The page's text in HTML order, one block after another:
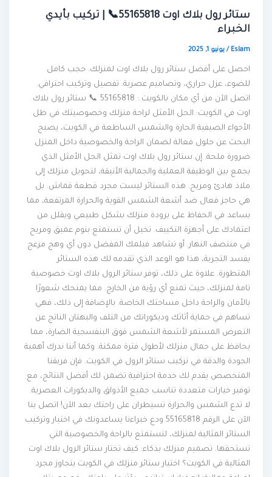
ستائر رول بلاك اوت 55165818📞 | تركيب بأيدي
الخبراء
Eslam
/يونيو 1, 2025
احصل على أفضل ستائر رول بلاك اوت لمنزلك. حجب كامل
للضوء، عزل حراري، وتصاميم عصرية. تفصيل وتركيب احترافي.
اتصل الآن من أي مكان بالكويت : 55165818 📞 ستائر رول بلاك
اوت في الكويت: الحل الأمثل لراحة منزلك وخصوصيتك في ظل
الأجواء الصيفية الحارة والشمس الساطعة في الكويت، يصبح
البحث عن حلول فعالة لضمان الراحة والخصوصية داخل المنزل
ضرورة ملحة. إن ستائر رول بلاك اوت تمثل الحل الأمثل الذي
يجمع بين الوظيفة العملية والجمالية الأنيقة، لتحويل منزلك إلى
ملاذ هادئ ومريح. هذه الستائر ليست مجرد قطعة قماش. بل
هي حاجز فعال ضد أشعة الشمس القوية والحرارة المرتفعة، مما
يساعد في الحفاظ على برودة منزلك بشكل طبيعي ويقلل من
اعتمادك على أجهزة التكييف. تخيل أن تستمتع بنوم عميق ومريح
في منتصف النهار. أو تشاهد فيلمك المفضل دون أي وهج مزعج
يفسد التجربة، هذا هو الوعد الذي تقدمه لك هذه الستائر
المتطورة. علاوة على ذلك، توفر ستائر الرول بلاك اوت خصوصية
تامة لمنزلك، حيث تمنع أي رؤية من الخارج. مما يمنحك شعورًا
بالأمان والراحة داخل مساحتك الخاصة. بالإضافة إلى ذلك، فهي
تساهم في حماية أثاثك وديكوراتك من التلف والبهتان الناتج عن
التعرض المستمر لأشعة الشمس فوق البنفسجية الضارة، مما
يحافظ على جمال منزلك لأطول فترة ممكنة. وكما أننا ندرك أهمية
الجودة والدقة في تركيب ستائر الرول في الكويت. فإن فريقنا
المتخصص يقدم لك خدمة احترافية تضمن لك أفضل النتائج، مع
توفير خيارات متعددة تناسب جميع الأذواق والديكورات العصرية.
لا تدع الشمس والحرارة تسيطران على راحتك بعد الآن! اتصل بنا
الآن على الرقم 55165818 ودع خبراءنا يساعدونك في اختيار وتركيب
الستائر المثالية لمنزلك، لتستمتع بالراحة والخصوصية التي
تستحقها. تصميم منزلك بذكاء: كيف تختار ستائر الرول بلاك اوت
المثالية في الكويت؟ اختيار ستائر منزلك في الكويت يتجاوز مجرد